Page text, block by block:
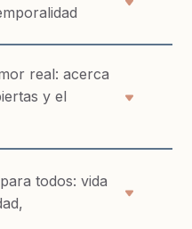
real: acerca
y el
todos: vida